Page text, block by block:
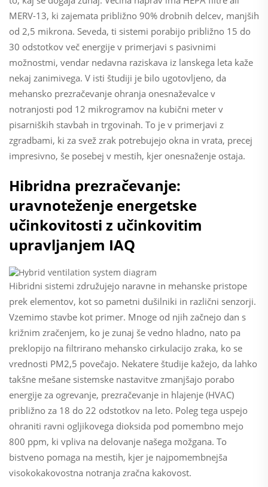
MERV-13, ki zajemata približno 90% drobnih delcev, manjših
od 2,5 mikrona. Seveda, ti sistemi porabijo približno 15 do
30 odstotkov več energije v primerjavi s pasivnimi
možnostmi, vendar nedavna raziskava iz lanskega leta kaže
nekaj zanimivega. V isti študiji je bilo ugotovljeno, da
mehansko prezračevanje ohranja onesnaževalce v
notranjosti pod 12 mikrogramov na kubični meter v
pisarniških stavbah in trgovinah. To je v primerjavi z
zgradbami, ki za svež zrak potrebujejo okna in vrata, precej
impresivno, še posebej v mestih, kjer onesnaženje ostaja.
Hibridna prezračevanje:
uravnoteženje energetske
učinkovitosti z učinkovitim
upravljanjem IAQ
Hibridni sistemi združujejo naravne in mehanske pristope
prek elementov, kot so pametni dušilniki in različni senzorji.
Vzemimo stavbe kot primer. Mnoge od njih začnejo dan s
križnim zračenjem, ko je zunaj še vedno hladno, nato pa
preklopijo na filtrirano mehansko cirkulacijo zraka, ko se
vrednosti PM2,5 povečajo. Nekatere študije kažejo, da lahko
takšne mešane sistemske nastavitve zmanjšajo porabo
energije za ogrevanje, prezračevanje in hlajenje (HVAC)
približno za 18 do 22 odstotkov na leto. Poleg tega uspejo
ohraniti ravni ogljikovega dioksida pod pomembno mejo
800 ppm, ki vpliva na delovanje našega možgana. To
bistveno pomaga na mestih, kjer je najpomembnejša
visokokakovostna notranja zračna kakovost.